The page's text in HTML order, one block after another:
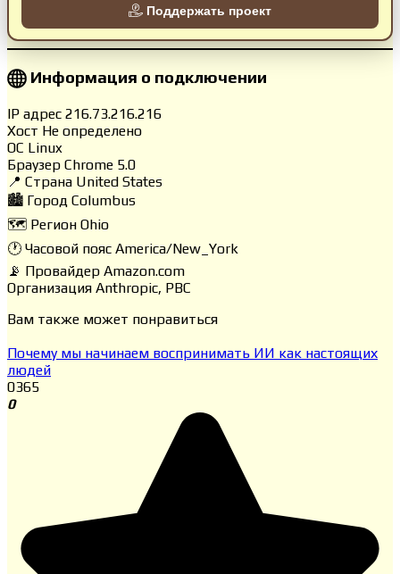
Поддержать проект
Информация о подключении
IP адрес 216.73.216.216
Хост Не определено
ОС Linux
Браузер Chrome 5.0
📍 Страна United States
🏙️ Город Columbus
🗺️ Регион Ohio
🕐 Часовой пояс America/New_York
📡 Провайдер Amazon.com
Организация Anthropic, PBC
Вам также может понравиться
Почему мы начинаем воспринимать ИИ как настоящих
людей
0365
0